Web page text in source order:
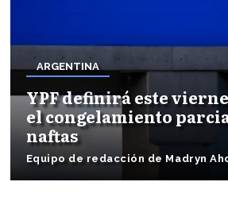
ARGENTINA
YPF definirá este
el congelamiento
naftas
Equipo de redacción de Madryn